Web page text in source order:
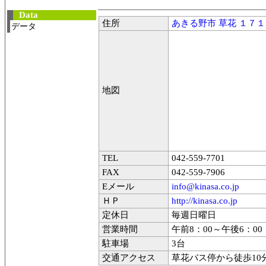
Data
データ 住所 あきる野市 草花 １７
地図
TEL
042-559-7701
FAX
042-559-7906
Eメール
info@kinasa.co.jp
ＨＰ
http://kinasa.co.jp
定休日
毎週日曜日
営業時間
午前8：00～午後6：00
駐車場
3台
交通アクセス
草花バス停から徒歩10